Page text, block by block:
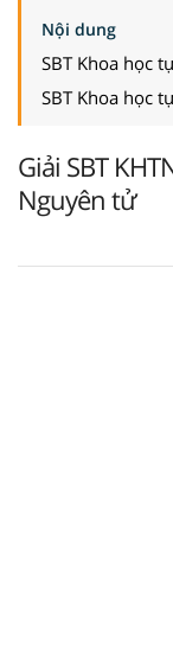
Nội dung
SBT Khoa học
SBT Khoa học
Giải SBT
Nguyên tử